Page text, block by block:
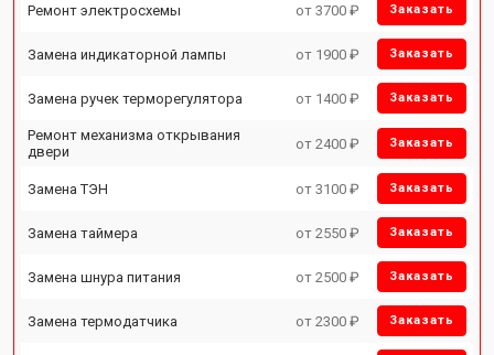
Ремонт электросхемы от 3700 ₽ Заказать
Замена индикаторной лампы от 1900 ₽ Заказать
Замена ручек терморегулятора от 1400 ₽ Заказать
Ремонт механизма открывания
двери
от 2400 ₽ Заказать
Замена ТЭН от 3100 ₽ Заказать
Замена таймера от 2550 ₽ Заказать
Замена шнура питания от 2500 ₽ Заказать
Замена термодатчика от 2300 ₽ Заказать